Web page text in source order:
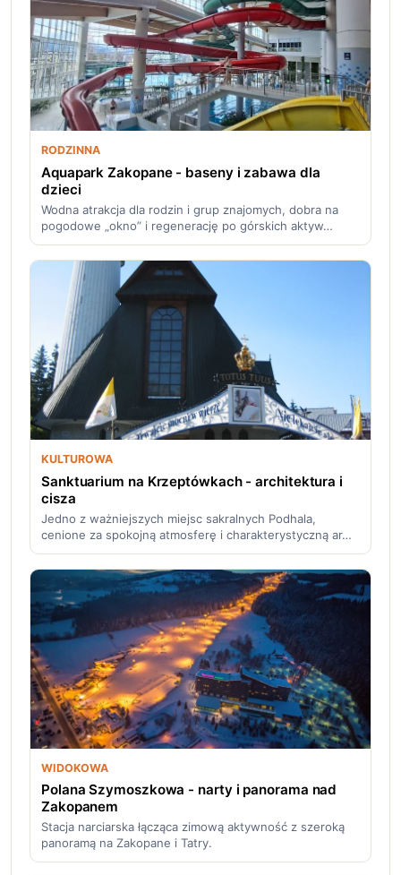
RODZINNA
Aquapark Zakopane - baseny i zabawa dla
dzieci
Wodna atrakcja dla rodzin i grup znajomych, dobra na
pogodowe „okno” i regenerację po górskich aktyw…
KULTUROWA
Sanktuarium na Krzeptówkach - architektura i
cisza
Jedno z ważniejszych miejsc sakralnych Podhala,
cenione za spokojną atmosferę i charakterystyczną ar…
WIDOKOWA
Polana Szymoszkowa - narty i panorama nad
Zakopanem
Stacja narciarska łącząca zimową aktywność z szeroką
panoramą na Zakopane i Tatry.